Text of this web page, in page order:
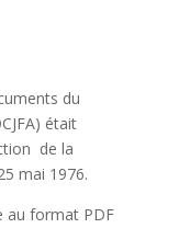
du
était
de la
mai 1976.
au format PDF